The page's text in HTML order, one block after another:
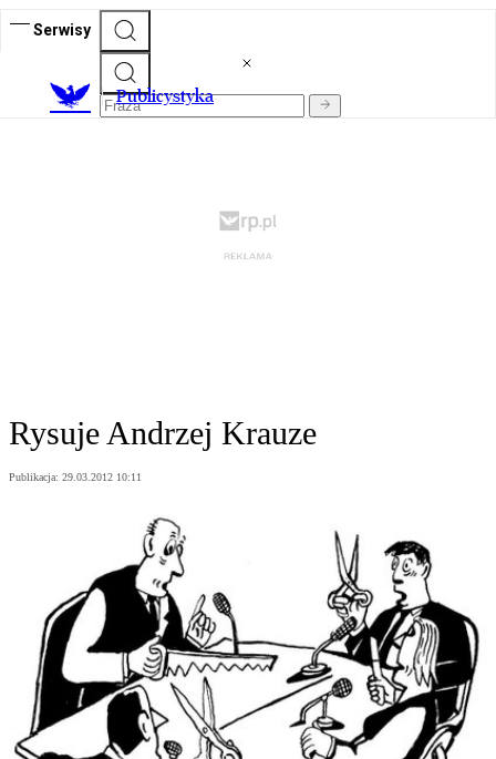
Serwisy
Publicystyka
Rysuje Andrzej Krauze
Publikacja: 29.03.2012 10:11